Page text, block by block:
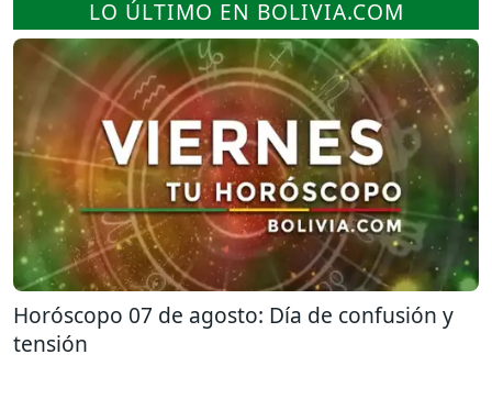
LO ÚLTIMO EN BOLIVIA.COM
Horóscopo 07 de agosto: Día de confusión y
tensión